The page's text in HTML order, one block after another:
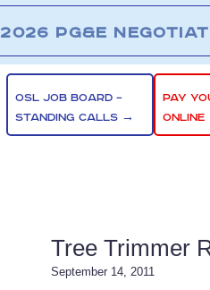
2026 PG&E
OSL JOB BOARD –
STANDING CALLS →
PAY
Tree Trimmer
September 14, 2011